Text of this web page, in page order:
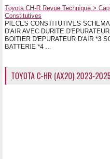
Toyota CH-R Revue Technique >
Constitutives
PIECES CONSTITUTIVES
D'AIR AVEC DURITE
BOITIER D'EPURATEUR D'AIR *3
BATTERIE *4 ...
TOYOTA C-HR (AX20) 2023-